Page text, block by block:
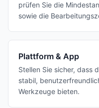
prüfen Sie die
sowie die
Plattform & App
Stellen Sie sicher, dass
stabil,
Werkzeuge bieten.